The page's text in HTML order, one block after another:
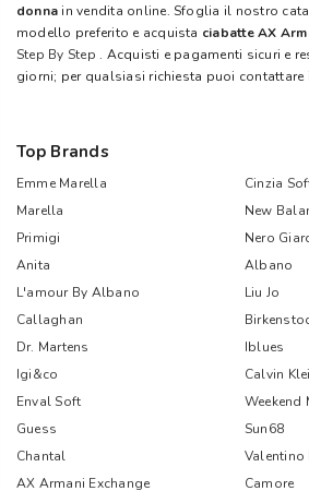
donna in vendita online. Sfoglia il nostro
modello preferito e acquista ciabatte AX
Step By Step . Acquisti e pagamenti sicuri e
giorni; per qualsiasi richiesta puoi contattare
Top Brands
Emme Marella
Cinzia
Marella
New
Primigi
Nero
Anita
Albano
L'amour By Albano
Liu Jo
Callaghan
Dr. Martens
Iblues
Igi&co
Calvin
Enval Soft
Weekend
Guess
Sun68
Chantal
Valentino
AX Armani Exchange
Camore